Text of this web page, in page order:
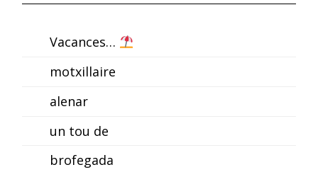
Vacances…
motxillaire
alenar
un tou de
brofegada